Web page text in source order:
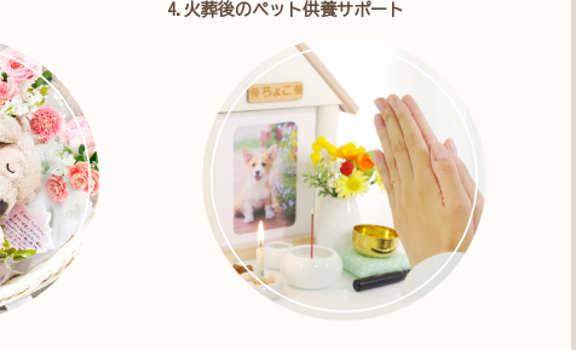
4.火葬後のペット供養サポート